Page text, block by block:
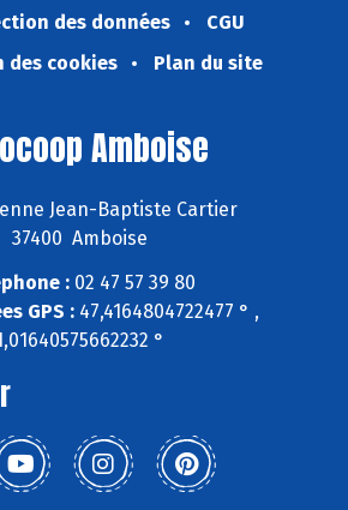
des données
CGU
des cookies
Plan du site
Amboise
Jean-Baptiste Cartier
37400 Amboise
: 02 47 57 39 80
GPS : 47,4164804722477 ° ,
°